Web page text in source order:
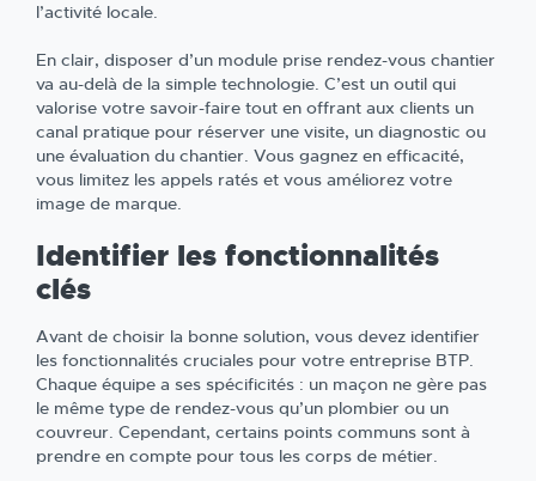
l’activité locale.
En clair, disposer d’un module prise rendez-vous chantier
va au-delà de la simple technologie. C’est un outil qui
valorise votre savoir-faire tout en offrant aux clients un
canal pratique pour réserver une visite, un diagnostic ou
une évaluation du chantier. Vous gagnez en efficacité,
vous limitez les appels ratés et vous améliorez votre
image de marque.
Identifier les fonctionnalités
clés
Avant de choisir la bonne solution, vous devez identifier
les fonctionnalités cruciales pour votre entreprise BTP.
Chaque équipe a ses spécificités : un maçon ne gère pas
le même type de rendez-vous qu’un plombier ou un
couvreur. Cependant, certains points communs sont à
prendre en compte pour tous les corps de métier.